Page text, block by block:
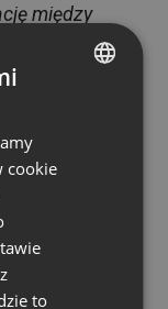
między
ale
–
kiedy nie
na przykład
właśnie
FRENCH
RUSSIAN
SPANISH
cookie
to